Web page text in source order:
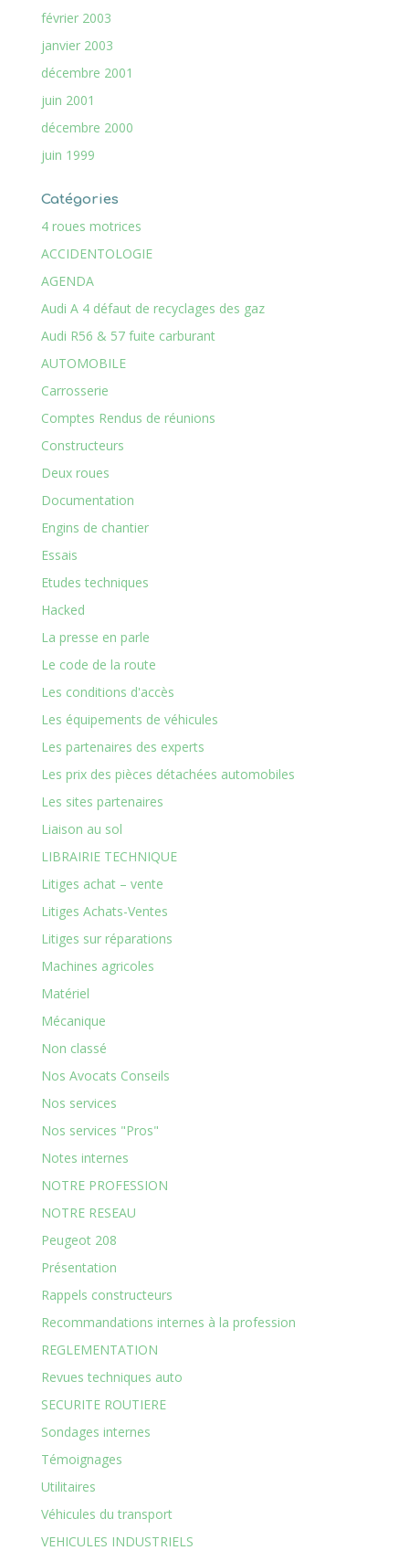
février 2003
janvier 2003
décembre 2001
juin 2001
décembre 2000
juin 1999
Catégories
4 roues motrices
ACCIDENTOLOGIE
AGENDA
Audi A 4 défaut de recyclages des gaz
Audi R56 & 57 fuite carburant
AUTOMOBILE
Carrosserie
Comptes Rendus de réunions
Constructeurs
Deux roues
Documentation
Engins de chantier
Essais
Etudes techniques
Hacked
La presse en parle
Le code de la route
Les conditions d'accès
Les équipements de véhicules
Les partenaires des experts
Les prix des pièces détachées automobiles
Les sites partenaires
Liaison au sol
LIBRAIRIE TECHNIQUE
Litiges achat – vente
Litiges Achats-Ventes
Litiges sur réparations
Machines agricoles
Matériel
Mécanique
Non classé
Nos Avocats Conseils
Nos services
Nos services "Pros"
Notes internes
NOTRE PROFESSION
NOTRE RESEAU
Peugeot 208
Présentation
Rappels constructeurs
Recommandations internes à la profession
REGLEMENTATION
Revues techniques auto
SECURITE ROUTIERE
Sondages internes
Témoignages
Utilitaires
Véhicules du transport
VEHICULES INDUSTRIELS